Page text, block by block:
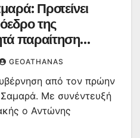
Προτείνει
της
παραίτηση
GEOATHANAS
από τον πρώην
Με συνέντευξή
ο Αντώνης